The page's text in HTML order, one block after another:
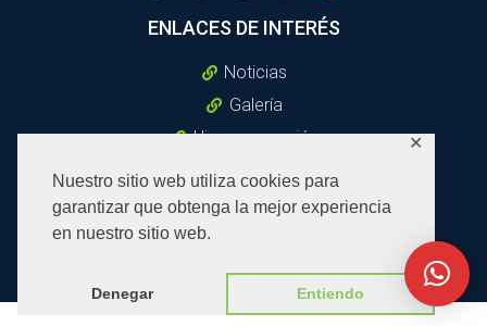
Nuestro sitio web utiliza cookies para
garantizar que obtenga la mejor experiencia
en nuestro sitio web.
Denegar Entiendo
✕
ENLACES DE INTERÉS
Noticias
Galería
Himno y oración
Política De Privacidad
Acceso a correo electrónico
Copyright© 2023 – ASONBOMD – Todos los derechos reservados